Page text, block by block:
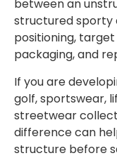
between an
structured sporty
positioning,
packaging, and
If you are
golf, sportswear,
streetwear
difference can
structure before